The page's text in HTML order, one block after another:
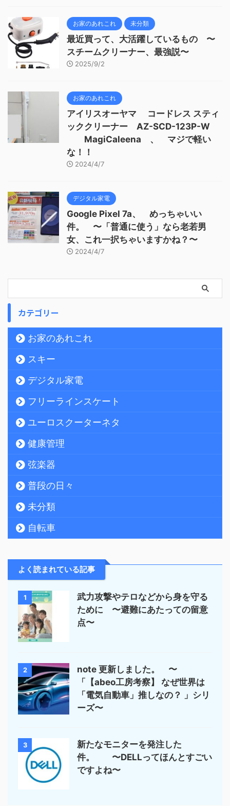
お家のあれこれ 未分類
最近買って、大活躍しているもの 〜
スチームクリーナー、最強説〜
2025/9/2
お家のあれこれ
アイリスオーヤマ コードレス スティ
ッククリーナー AZ-SCD-123P-W
MagiCaleena 、 マジで軽い
な！！
2024/4/7
デジタル家電
Google Pixel 7a、 めっちゃいい
件。 〜「普通に使う」なら老若男
女、これ一択ちゃいますかね？〜
2024/4/7
カテゴリー
お家のあれこれ
スキー
デジタル家電
フリーラインスケート
ユーロスクーターネタ
健康管理
弦楽器
普段の日々
未分類
自転車
よく読まれている記事
1
武力攻撃やテロなどから身を守る
ために 〜避難にあたっての留意
点〜
2
note 更新しました。 〜
「【abeo工房考察】 なぜ世界は
「電気自動車」推しなの？ 」シリ
ーズ〜
3
新たなモニターを発注した
件。 〜DELLってほんとすごい
ですよね〜